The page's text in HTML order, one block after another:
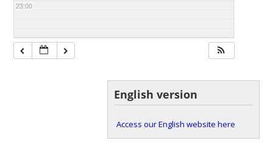
23:00
English version
Access our English website here